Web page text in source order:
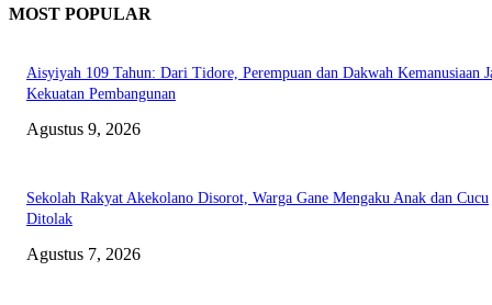
MOST POPULAR
Aisyiyah 109 Tahun: Dari Tidore, Perempuan dan Dakwah Kemanusiaan
Kekuatan Pembangunan
Agustus 9, 2026
Sekolah Rakyat Akekolano Disorot, Warga Gane Mengaku Anak dan Cucu
Ditolak
Agustus 7, 2026